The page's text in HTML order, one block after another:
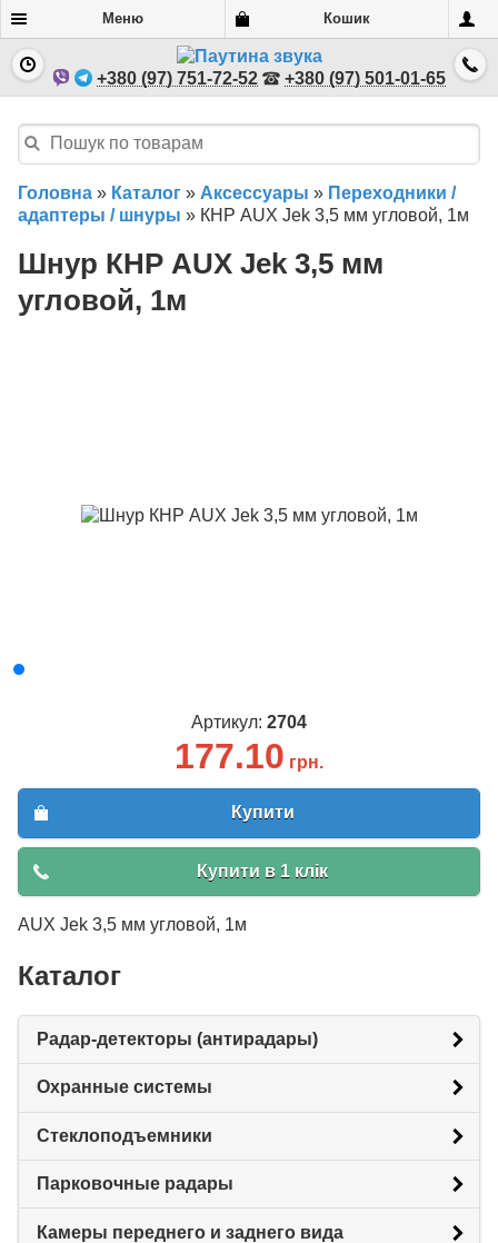
Меню Кошик
+380 (97) 751-72-52 +380 (97) 501-01-65
Головна » Каталог » Аксессуары » Переходники /
адаптеры / шнуры » КНР AUX Jek 3,5 мм угловой, 1м
Шнур КНР AUX Jek 3,5 мм
угловой, 1м
Артикул: 2704
177.10 грн.
Купити
Купити в 1 клік
AUX Jek 3,5 мм угловой, 1м
Каталог
Радар-детекторы (антирадары)
Охранные системы
Стеклоподъемники
Парковочные радары
Камеры переднего и заднего вида